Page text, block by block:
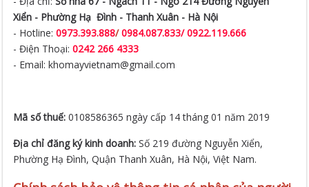
- Điện Thoại:0242 266 4333
- Email: khomayvietnam@gmail.com
Phường Hạ Đình, Quận Thanh Xuân, Hà Nội, Việt Nam.
Chính sách bảo vệ thông tin cá nhân của người
tiêu dùng